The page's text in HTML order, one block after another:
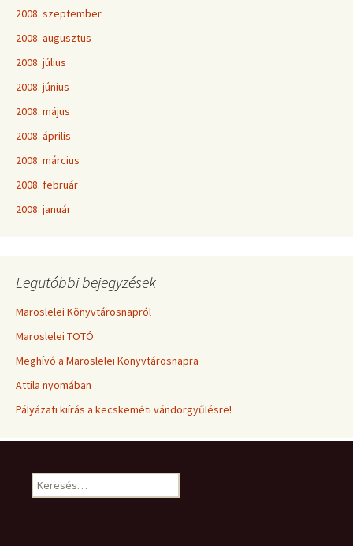
2008. szeptember
2008. augusztus
2008. július
2008. június
2008. május
2008. április
2008. március
2008. február
2008. január
Legutóbbi bejegyzések
Maroslelei Könyvtárosnapról
Maroslelei TOTÓ
Meghívó a Maroslelei Könyvtárosnapra
Attila nyomában
Pályázati kiírás a kecskeméti vándorgyűlésre!
Keresés: